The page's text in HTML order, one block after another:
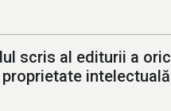
scris al editurii a